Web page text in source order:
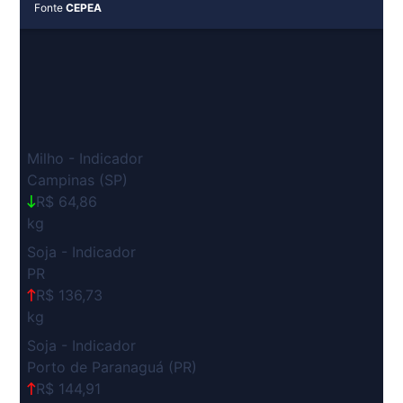
FonteCEPEA
Milho - Indicador
Campinas (SP)
R$ 64,86
kg
Soja - Indicador
PR
R$ 136,73
kg
Soja - Indicador
Porto de Paranaguá (PR)
R$ 144,91